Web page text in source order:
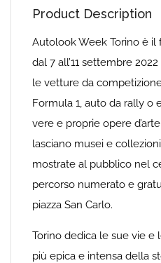
Product Description
Autolook Week Torino è
dal 7 all’11 settembre
le vetture da
Formula 1, auto da rally o
vere e proprie opere
lasciano musei e
mostrate al pubblico nel
percorso numerato e
piazza San Carlo.
Torino dedica le sue vie e
più epica e intensa della